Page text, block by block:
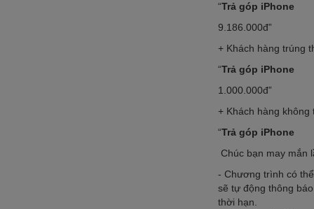
“Trả góp iPhone
9.186.000đ”
+ Khách hàng trúng
“Trả góp iPhone
1.000.000đ”
+ Khách hàng
“Trả góp iPhone
Chúc bạn may mắn
- Chương trình có
sẽ tự động thông
thời hạn.